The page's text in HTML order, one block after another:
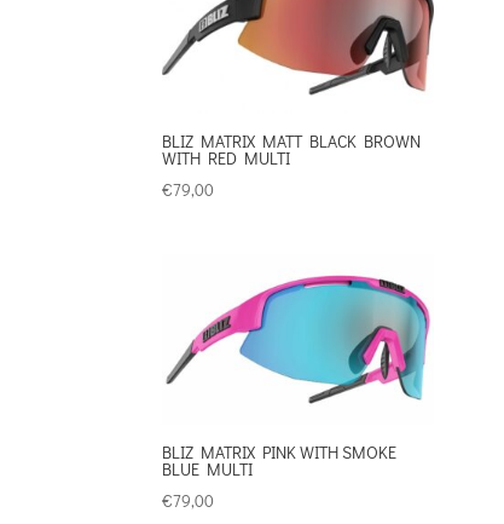
BLIZ MATRIX MATT BLACK BROWN
WITH RED MULTI
€79,00
BLIZ MATRIX PINK WITH SMOKE
BLUE MULTI
€79,00